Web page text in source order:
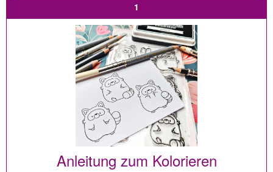
1
Anleitung zum Kolorieren